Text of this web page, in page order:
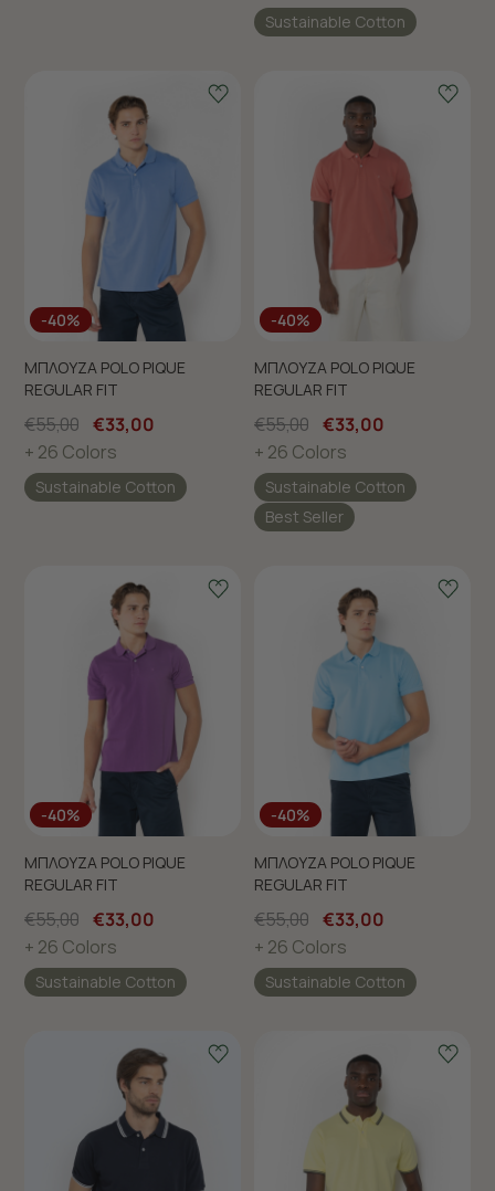
Sustainable Cotton
-40%
ΜΠΛΟΥΖΑ POLO PIQUE
REGULAR FIT
€55,00 €33,00
+ 26 Colors
Sustainable Cotton
-40%
ΜΠΛΟΥΖΑ POLO PIQUE
REGULAR FIT
€55,00 €33,00
+ 26 Colors
Sustainable Cotton
Best Seller
-40%
ΜΠΛΟΥΖΑ POLO PIQUE
REGULAR FIT
€55,00 €33,00
+ 26 Colors
Sustainable Cotton
-40%
ΜΠΛΟΥΖΑ POLO PIQUE
REGULAR FIT
€55,00 €33,00
+ 26 Colors
Sustainable Cotton